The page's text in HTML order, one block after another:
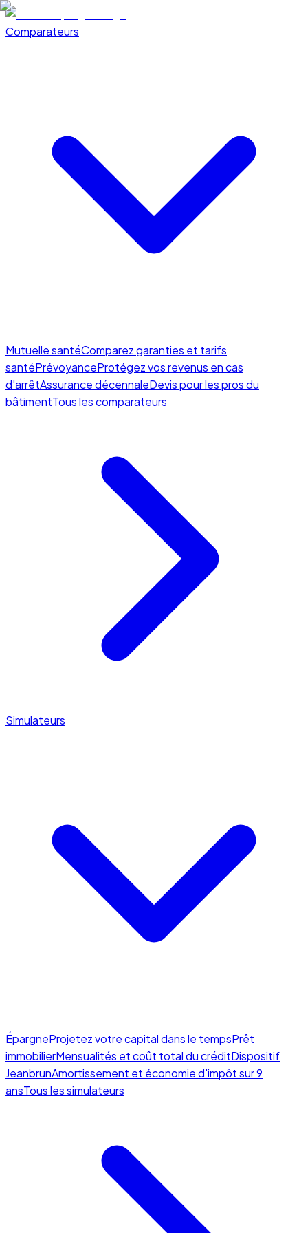
Comparateurs
Mutuelle santéComparez garanties et tarifs
santéPrévoyanceProtégez vos revenus en cas
d'arrêtAssurance décennaleDevis pour les pros du
bâtimentTous les comparateurs
Simulateurs
ÉpargneProjetez votre capital dans le tempsPrêt
immobilierMensualités et coût total du créditDispositif
JeanbrunAmortissement et économie d'impôt sur 9
ansTous les simulateurs